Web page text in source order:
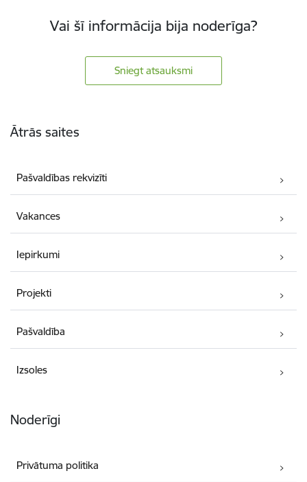
Vai šī informācija bija noderīga?
Sniegt atsauksmi
Ātrās saites
Pašvaldības rekvizīti
Vakances
Iepirkumi
Projekti
Pašvaldība
Izsoles
Noderīgi
Privātuma politika